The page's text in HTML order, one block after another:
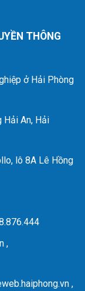
THÔNG
ở Hải Phòng
An, Hải
lô 8A Lê Hồng
,
,